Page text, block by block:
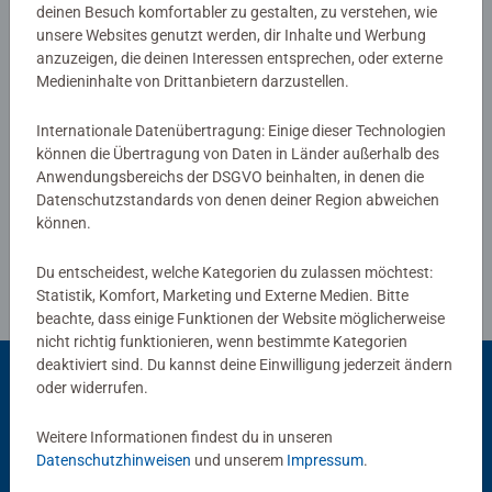
0/0
Richtlinien für Bewertungen
Andere Kunden mögen auch
deinen Besuch komfortabler zu gestalten, zu verstehen, wie
unsere Websites genutzt werden, dir Inhalte und Werbung
anzuzeigen, die deinen Interessen entsprechen, oder externe
Medieninhalte von Drittanbietern darzustellen.
Internationale Datenübertragung: Einige dieser Technologien
können die Übertragung von Daten in Länder außerhalb des
Anwendungsbereichs der DSGVO beinhalten, in denen die
Datenschutzstandards von denen deiner Region abweichen
können.
Du entscheidest, welche Kategorien du zulassen möchtest:
Statistik, Komfort, Marketing und Externe Medien. Bitte
beachte, dass einige Funktionen der Website möglicherweise
nicht richtig funktionieren, wenn bestimmte Kategorien
deaktiviert sind. Du kannst deine Einwilligung jederzeit ändern
oder widerrufen.
Weitere Informationen findest du in unseren
Datenschutzhinweisen und unserem Impressum.